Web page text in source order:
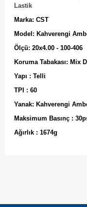
Lastik
Marka: CST
Model: Kahverengi
Ölçü: 20x4.00 - 100-406
Koruma Tabakası: Mix
Yapı : Telli
TPI : 60
Yanak: Kahverengi
Maksimum Basınç :
Ağırlık : 1674g